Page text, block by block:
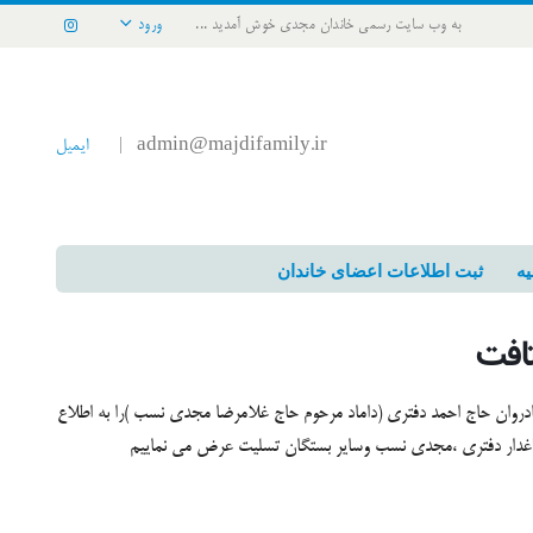
به وب سایت رسمی خاندان مجدی خوش آمدید ... ورود
admin@majdifamily.ir ایمیل
ثبت اطلاعات اعضای خاندان
حاج احمد دفتری (داماد مرحوم حاج غلامرضا مجدی نسب )را به اطلاع
دفتری ،مجدی نسب وسایر بستگان تسلیت عرض می نماییم